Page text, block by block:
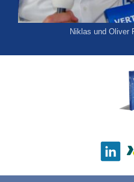
Niklas und Oliver